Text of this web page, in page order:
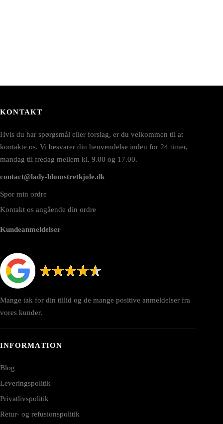
KONTAKT
Hvis du har spørgsmål eller forslag, er du velkommen til at
kontakte os. Vi besvarer din henvendelse inden for 24 timer,
mandag til fredag mellem kl. 9.00 og 17.00.
contact@lady-blomstretkjole.dk
Spor min ordre
Kontakt os angående din ordre
Kundeanmeldelser
Mange tak for din tillid og de mange positive anmeldelser fra
vores kunder.
INFORMATION
Blog
Leveringspolitik
Privatlivspolitik
Retur- og refusionspolitik